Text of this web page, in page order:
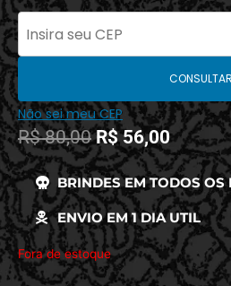
CONSULTAR
Não sei meu CEP
R$80,00 R$56,00
BRINDES EM TODOS OS
ENVIO EM 1 DIA UTIL
Fora de estoque